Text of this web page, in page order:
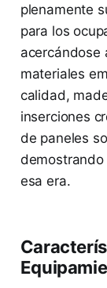
plenamente
para los
acercándose
materiales
calidad,
inserciones
de paneles
esa era.